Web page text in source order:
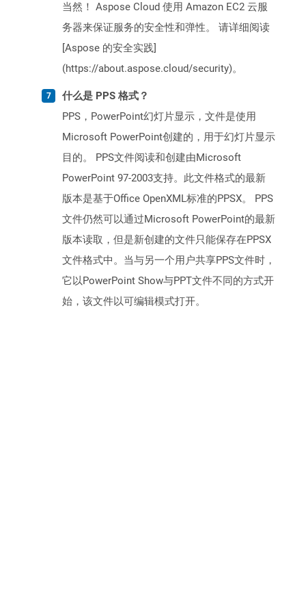
当然！ Aspose Cloud 使用 Amazon EC2 云服
务器来保证服务的安全性和弹性。 请详细阅读
[Aspose 的安全实践]
(https://about.aspose.cloud/security)。
什么是 PPS 格式？
PPS，PowerPoint幻灯片显示，文件是使用
Microsoft PowerPoint创建的，用于幻灯片显示
目的。 PPS文件阅读和创建由Microsoft
PowerPoint 97-2003支持。此文件格式的最新
版本是基于Office OpenXML标准的PPSX。 PPS
文件仍然可以通过Microsoft PowerPoint的最新
版本读取，但是新创建的文件只能保存在PPSX
文件格式中。当与另一个用户共享PPS文件时，
它以PowerPoint Show与PPT文件不同的方式开
始，该文件以可编辑模式打开。